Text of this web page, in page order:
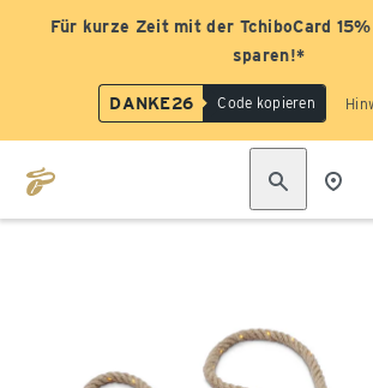
Für kurze Zeit mit der TchiboCard
sparen!*
DANKE26 Code kopieren